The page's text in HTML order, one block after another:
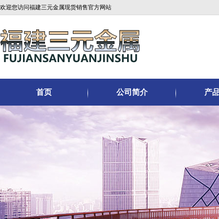
欢迎您访问福建三元金属现货销售官方网站
首页 公司简介 产